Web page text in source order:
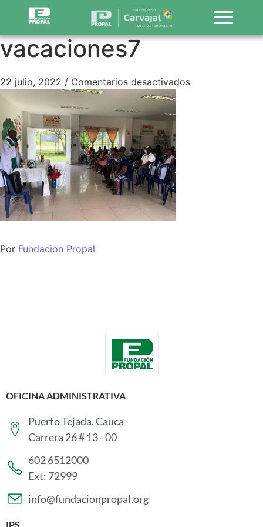
vacaciones7
22 julio, 2022 / Comentarios desactivados
Por Fundacion Propal
OFICINA ADMINISTRATIVA
Puerto Tejada, Cauca
Carrera 26 # 13 - 00
602 6512000
Ext: 72999
info@fundacionpropal.org
IPS